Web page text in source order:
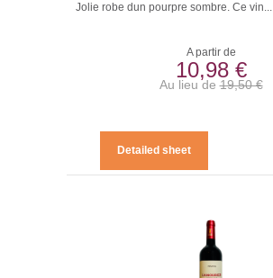
Jolie robe dun pourpre sombre. Ce vin...
A partir de
10,98 €
Au lieu de19,50 €
Detailed sheet